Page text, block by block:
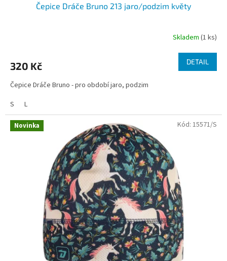
Čepice Dráče Bruno 213 jaro/podzim květy
Skladem (1 ks)
320 Kč DETAIL
Čepice Dráče Bruno - pro období jaro, podzim
S
L
Novinka Kód: 15571/S